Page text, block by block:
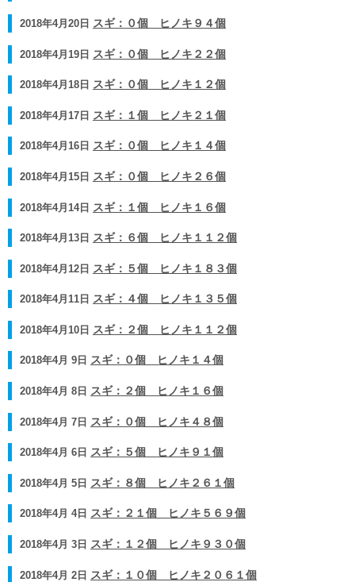
2018年4月20日 スギ：０個 ヒノキ９４個
2018年4月19日 スギ：０個 ヒノキ２２個
2018年4月18日 スギ：０個 ヒノキ１２個
2018年4月17日 スギ：１個 ヒノキ２１個
2018年4月16日 スギ：０個 ヒノキ１４個
2018年4月15日 スギ：０個 ヒノキ２６個
2018年4月14日 スギ：１個 ヒノキ１６個
2018年4月13日 スギ：６個 ヒノキ１１２個
2018年4月12日 スギ：５個 ヒノキ１８３個
2018年4月11日 スギ：４個 ヒノキ１３５個
2018年4月10日 スギ：２個 ヒノキ１１２個
2018年4月 9日 スギ：０個 ヒノキ１４個
2018年4月 8日 スギ：２個 ヒノキ１６個
2018年4月 7日 スギ：０個 ヒノキ４８個
2018年4月 6日 スギ：５個 ヒノキ９１個
2018年4月 5日 スギ：８個 ヒノキ２６１個
2018年4月 4日 スギ：２１個 ヒノキ５６９個
2018年4月 3日 スギ：１２個 ヒノキ９３０個
2018年4月 2日 スギ：１０個 ヒノキ２０６１個